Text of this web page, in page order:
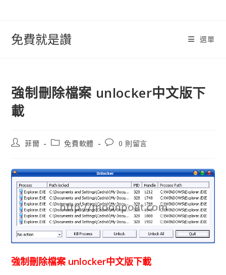
免費就是讚 選單
強制刪除檔案 unlocker中文版下
載
文
者:
菲爾
文
別:
免費軟體
文
論：
0 則留言
強制刪除檔案 unlocker中文版下載